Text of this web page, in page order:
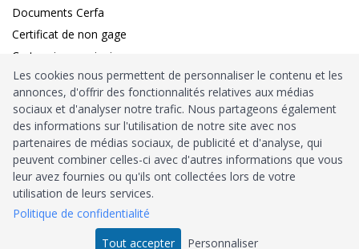
Documents Cerfa
Certificat de non gage
Carte grise provisoire
Identité sécurisé parFranceConnect
HabilitationMinistère de l’Intérieur: n°212900
Agrément Trésor Public
Tous droits réservés © 2026
Les cookies nous permettent de personnaliser le contenu et les
annonces, d'offrir des fonctionnalités relatives aux médias
sociaux et d'analyser notre trafic. Nous partageons également
des informations sur l'utilisation de notre site avec nos
partenaires de médias sociaux, de publicité et d'analyse, qui
peuvent combiner celles-ci avec d'autres informations que vous
leur avez fournies ou qu'ils ont collectées lors de votre
utilisation de leurs services.
Politique de confidentialité
Tout accepter
Personnaliser